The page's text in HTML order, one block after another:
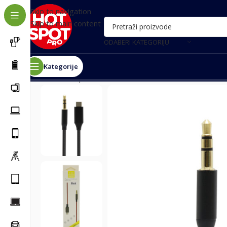
Skip to navigation
Skip to main content
ODABERI KATEGORIJU
Kategorije
Почетна/Oprema za telefone/Kablovi za telefon/